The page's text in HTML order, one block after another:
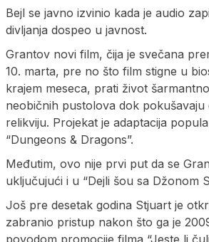
Bejl se javno izvinio kada je audio
divljanja dospeo u javnost.
Grantov novi film, čija je svečana
10. marta, pre no što film stigne u
krajem meseca, prati život
neobičnih pustolova dok pokušavaju
relikviju. Projekat je adaptacija
“Dungeons & Dragons”.
Međutim, ovo nije prvi put da se
uključujući i u “Dejli šou sa Džonom
Još pre desetak godina Stjuart je
zabranio pristup nakon što ga je